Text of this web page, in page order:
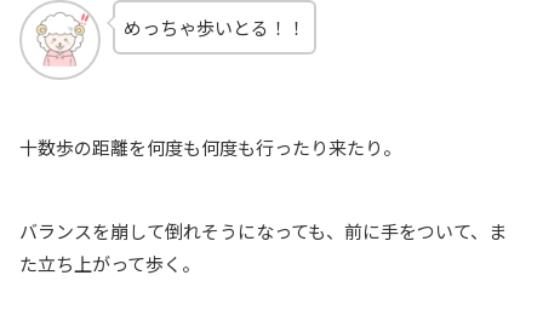
めっちゃ歩いとる！！
十数歩の距離を何度も何度も行ったり来たり。
バランスを崩して倒れそうになっても、前に手をついて、ま
た立ち上がって歩く。